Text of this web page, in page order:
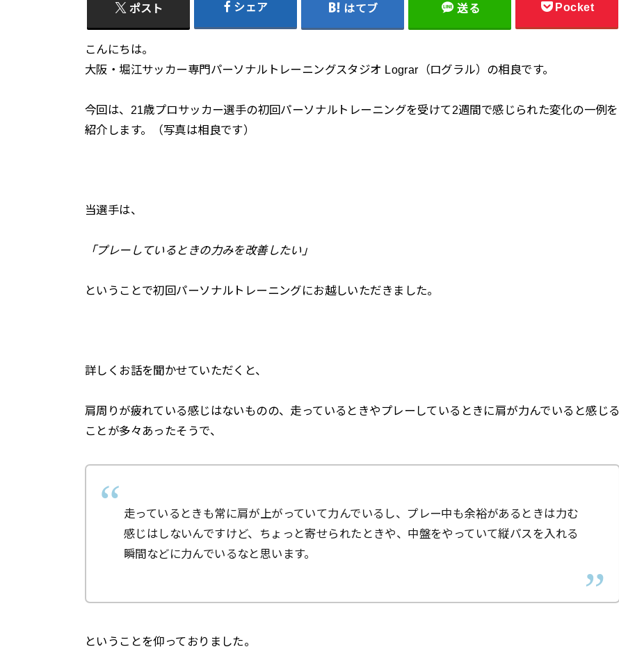
ポスト シェア はてブ 送る Pocket
こんにちは。
大阪・堀江サッカー専門パーソナルトレーニングスタジオ Lograr（ログラル）の相良です。
今回は、21歳プロサッカー選手の初回パーソナルトレーニングを受けて2週間で感じられた変化の一例を
紹介します。（写真は相良です）
当選手は、
「プレーしているときの力みを改善したい」
ということで初回パーソナルトレーニングにお越しいただきました。
詳しくお話を聞かせていただくと、
肩周りが疲れている感じはないものの、走っているときやプレーしているときに肩が力んでいると感じる
ことが多々あったそうで、
走っているときも常に肩が上がっていて力んでいるし、プレー中も余裕があるときは力む
感じはしないんですけど、ちょっと寄せられたときや、中盤をやっていて縦パスを入れる
瞬間などに力んでいるなと思います。
ということを仰っておりました。